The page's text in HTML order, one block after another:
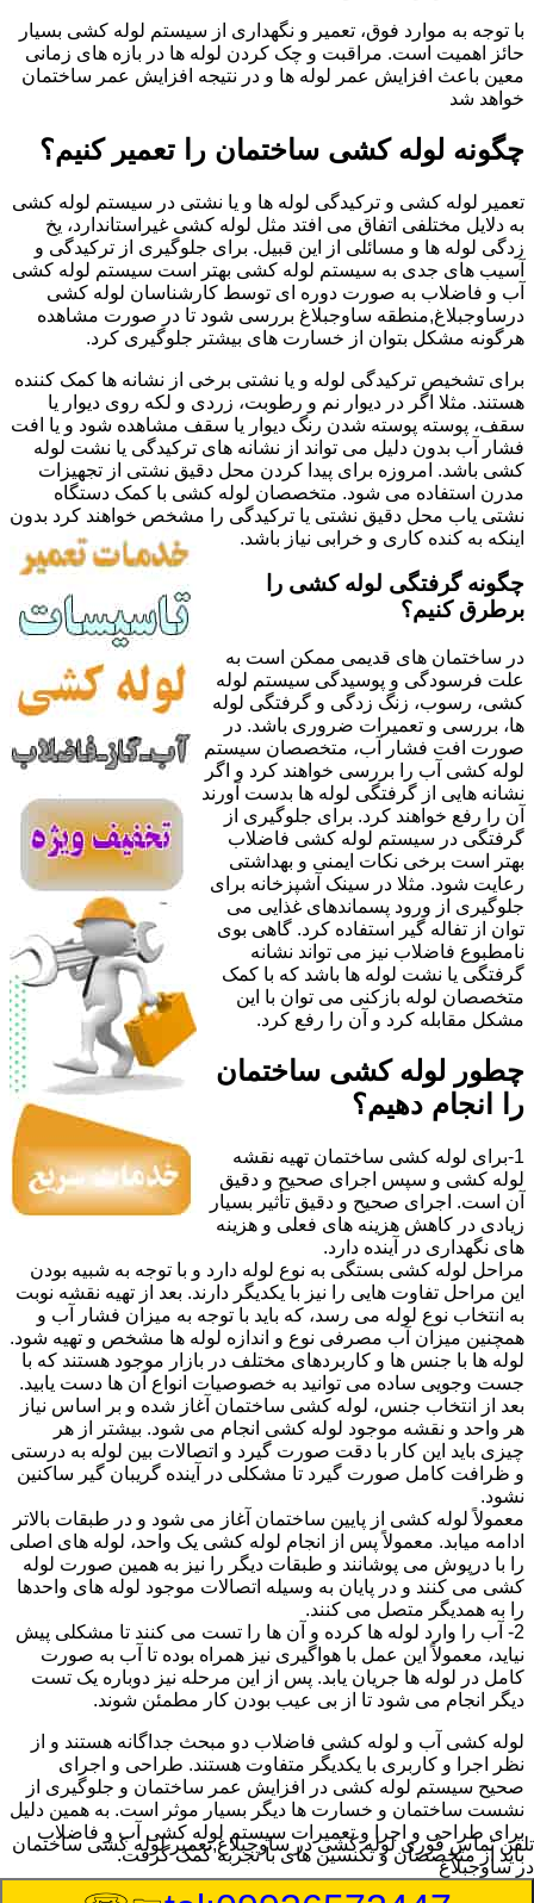
با توجه به موارد فوق، تعمیر و نگهداری از سیستم لوله کشی بسیار
حائز اهمیت است. مراقبت و چک کردن لوله ها در بازه های زمانی
معین باعث افزایش عمر لوله ها و در نتیجه افزایش عمر ساختمان
خواهد شد
چگونه لوله کشی ساختمان را تعمیر کنیم؟
تعمیر لوله کشی و ترکیدگی لوله ها و یا نشتی در سیستم لوله کشی
به دلایل مختلفی اتفاق می افتد مثل لوله کشی غیراستاندارد، یخ
زدگی لوله ها و مسائلی از این قبیل. برای جلوگیری از ترکیدگی و
آسیب های جدی به سیستم لوله کشی بهتر است سیستم لوله کشی
آب و فاضلاب به صورت دوره ای توسط کارشناسان لوله کشی
درساوجبلاغ,منطقه ساوجبلاغ بررسی شود تا در صورت مشاهده
هرگونه مشکل بتوان از خسارت های بیشتر جلوگیری کرد.
برای تشخیص ترکیدگی لوله و یا نشتی برخی از نشانه ها کمک کننده
هستند. مثلا اگر در دیوار نم و رطوبت، زردی و لکه روی دیوار یا
سقف، پوسته پوسته شدن رنگ دیوار یا سقف مشاهده شود و یا افت
فشار آب بدون دلیل می تواند از نشانه های ترکیدگی یا نشت لوله
کشی باشد. امروزه برای پیدا کردن محل دقیق نشتی از تجهیزات
مدرن استفاده می شود. متخصصان لوله کشی با کمک دستگاه
نشتی یاب محل دقیق نشتی یا ترکیدگی را مشخص خواهند کرد بدون
اینکه به کنده کاری و خرابی نیاز باشد.
چگونه گرفتگی لوله کشی را
برطرق کنیم؟
در ساختمان های قدیمی ممکن است به
علت فرسودگی و پوسیدگی سیستم لوله
کشی، رسوب، زنگ زدگی و گرفتگی لوله
ها، بررسی و تعمیرات ضروری باشد. در
صورت افت فشار آب، متخصصان سیستم
لوله کشی آب را بررسی خواهند کرد و اگر
نشانه هایی از گرفتگی لوله ها بدست آورند
آن را رفع خواهند کرد. برای جلوگیری از
گرفتگی در سیستم لوله کشی فاضلاب
بهتر است برخی نکات ایمنی و بهداشتی
رعایت شود. مثلا در سینک آشپزخانه برای
جلوگیری از ورود پسماندهای غذایی می
توان از تفاله گیر استفاده کرد. گاهی بوی
نامطبوع فاضلاب نیز می تواند نشانه
گرفتگی یا نشت لوله ها باشد که با کمک
متخصصان لوله بازکنی می توان با این
مشکل مقابله کرد و آن را رفع کرد.
چطور لوله کشی ساختمان
را انجام دهیم؟
1-برای لوله کشی ساختمان تهیه نقشه
لوله کشی و سپس اجرای صحیح و دقیق
آن است. اجرای صحیح و دقیق تأثیر بسیار
زیادی در کاهش هزینه های فعلی و هزینه
های نگهداری در آینده دارد.
مراحل لوله کشی بستگی به نوع لوله دارد و با توجه به شبیه بودن
این مراحل تفاوت هایی را نیز با یکدیگر دارند. بعد از تهیه نقشه نوبت
به انتخاب نوع لوله می رسد، که باید با توجه به میزان فشار آب و
همچنین میزان آب مصرفی نوع و اندازه لوله ها مشخص و تهیه شود.
لوله ها با جنس ها و کاربردهای مختلف در بازار موجود هستند که با
جست وجویی ساده می توانید به خصوصیات انواع آن ها دست یابید.
بعد از انتخاب جنس، لوله کشی ساختمان آغاز شده و بر اساس نیاز
هر واحد و نقشه موجود لوله کشی انجام می شود. بیشتر از هر
چیزی باید این کار با دقت صورت گیرد و اتصالات بین لوله به درستی
و ظرافت کامل صورت گیرد تا مشکلی در آینده گریبان گیر ساکنین
نشود.
معمولاً لوله کشی از پایین ساختمان آغاز می شود و در طبقات بالاتر
ادامه میابد. معمولاً پس از انجام لوله کشی یک واحد، لوله های اصلی
را با درپوش می پوشانند و طبقات دیگر را نیز به همین صورت لوله
کشی می کنند و در پایان به وسیله اتصالات موجود لوله های واحدها
را به همدیگر متصل می کنند.
2- آب را وارد لوله ها کرده و آن ها را تست می کنند تا مشکلی پیش
نیاید، معمولاً این عمل با هواگیری نیز همراه بوده تا آب به صورت
کامل در لوله ها جریان یابد. پس از این مرحله نیز دوباره یک تست
دیگر انجام می شود تا از بی عیب بودن کار مطمئن شوند.
لوله کشی آب و لوله کشی فاضلاب دو مبحث جداگانه هستند و از
نظر اجرا و کاربری با یکدیگر متفاوت هستند. طراحی و اجرای
صحیح سیستم لوله کشی در افزایش عمر ساختمان و جلوگیری از
نشست ساختمان و خسارت ها دیگر بسیار موثر است. به همین دلیل
برای طراحی و اجرا و تعمیرات سیستم لوله کشی آب و فاضلاب
باید از متخصصان و تکنسین های با تجربه کمک گرفت.
تلفن تماس فوریلوله کشی در ساوجبلاغ,تعمیر لوله کشی ساختمان
در ساوجبلاغ